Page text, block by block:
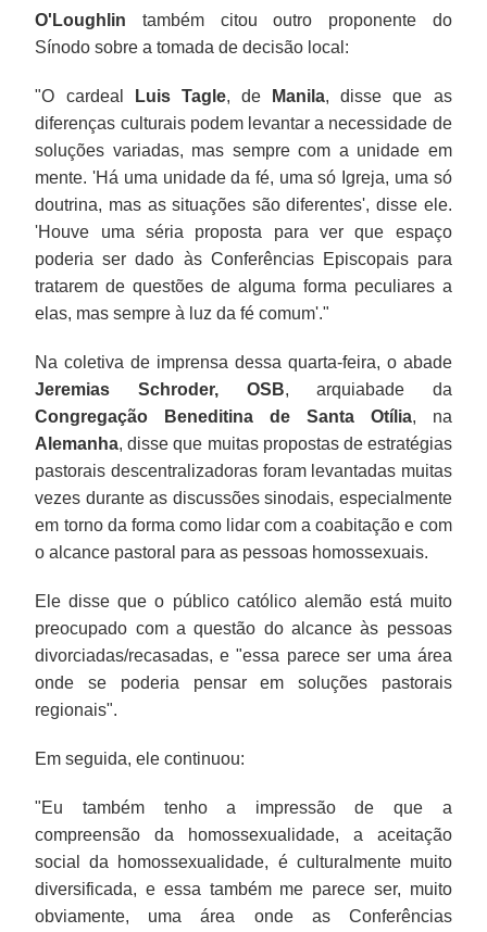
O'Loughlin também citou outro proponente do
Sínodo sobre a tomada de decisão local:
"O cardeal Luis Tagle, de Manila, disse que as
diferenças culturais podem levantar a necessidade de
soluções variadas, mas sempre com a unidade em
mente. 'Há uma unidade da fé, uma só Igreja, uma só
doutrina, mas as situações são diferentes', disse ele.
'Houve uma séria proposta para ver que espaço
poderia ser dado às Conferências Episcopais para
tratarem de questões de alguma forma peculiares a
elas, mas sempre à luz da fé comum'."
Na coletiva de imprensa dessa quarta-feira, o abade
Jeremias Schroder, OSB, arquiabade da
Congregação Beneditina de Santa Otília, na
Alemanha, disse que muitas propostas de estratégias
pastorais descentralizadoras foram levantadas muitas
vezes durante as discussões sinodais, especialmente
em torno da forma como lidar com a coabitação e com
o alcance pastoral para as pessoas homossexuais.
Ele disse que o público católico alemão está muito
preocupado com a questão do alcance às pessoas
divorciadas/recasadas, e "essa parece ser uma área
onde se poderia pensar em soluções pastorais
regionais".
Em seguida, ele continuou:
"Eu também tenho a impressão de que a
compreensão da homossexualidade, a aceitação
social da homossexualidade, é culturalmente muito
diversificada, e essa também me parece ser, muito
obviamente, uma área onde as Conferências